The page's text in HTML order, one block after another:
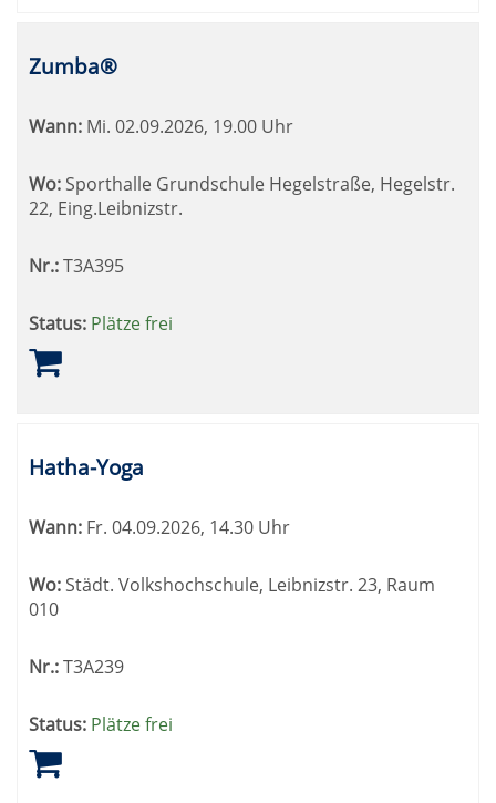
Zumba®
Wann: Mi. 02.09.2026, 19.00 Uhr
Wo: Sporthalle Grundschule Hegelstraße, Hegelstr.
22, Eing.Leibnizstr.
Nr.:T3A395
Status: Plätze frei
Hatha-Yoga
Wann: Fr. 04.09.2026, 14.30 Uhr
Wo:Städt. Volkshochschule, Leibnizstr. 23, Raum
010
Nr.:T3A239
Status: Plätze frei